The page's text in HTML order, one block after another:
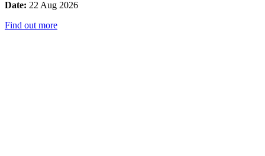
Date: 22 Aug 2026
Find out more